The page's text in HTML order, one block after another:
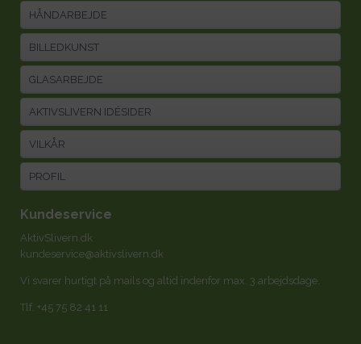
HÅNDARBEJDE
BILLEDKUNST
GLASARBEJDE
AKTIVSLIVERN IDÉSIDER
VILKÅR
PROFIL
Kundeservice
AktivSlivern.dk
kundeservice@aktivslivern.dk
Vi svarer hurtigt på mails og altid indenfor max. 3 arbejdsdage.
Tlf. +45 75 82 41 11